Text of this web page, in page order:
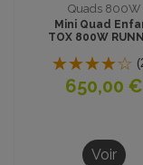
Quads 800W
Mini Quad
TOX 800W
650,00 €
Voir